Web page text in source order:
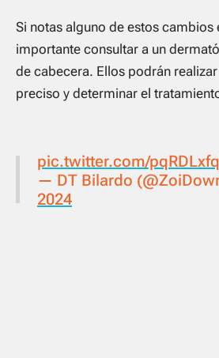
Si notas alguno de estos cambios
importante consultar a un
de cabecera. Ellos podrán
preciso y determinar el
pic.twitter.com/
— DT Bilardo
2024